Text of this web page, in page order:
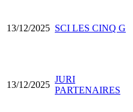
13/12/2025 SCI LES CINQ G
13/12/2025
JURI
PARTENAIRES